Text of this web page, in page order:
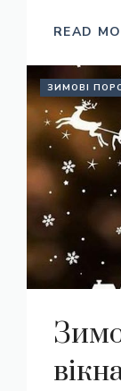
READ
ЗИМОВІ